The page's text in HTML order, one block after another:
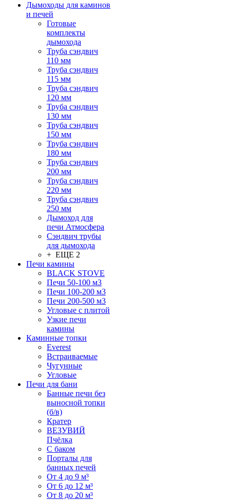
Дымоходы для каминов
и печей
Готовые
комплекты
дымохода
Труба сэндвич
110 мм
Труба сэндвич
115 мм
Труба сэндвич
120 мм
Труба сэндвич
130 мм
Труба сэндвич
150 мм
Труба сэндвич
180 мм
Труба сэндвич
200 мм
Труба сэндвич
220 мм
Труба сэндвич
250 мм
Дымоход для
печи Атмосфера
Сэндвич трубы
для дымохода
+ ЕЩЕ 2
Печи камины
BLACK STOVE
Печи 50-100 м3
Печи 100-200 м3
Печи 200-500 м3
Угловые с плитой
Узкие печи
камины
Каминные топки
Everest
Встраиваемые
Чугунные
Угловые
Печи для бани
Банные печи без
выносной топки
(б/в)
Кратер
ВЕЗУВИЙ
Пчёлка
С баком
Порталы для
банных печей
От 4 до 9 м³
От 6 до 12 м³
От 8 до 20 м³